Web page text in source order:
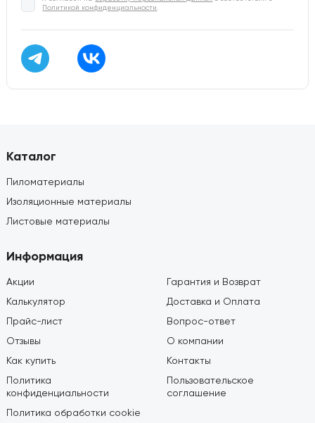
Политикой конфиденциальности
Каталог
Пиломатериалы
Изоляционные материалы
Листовые материалы
Информация
Акции
Калькулятор
Прайс-лист
Отзывы
Как купить
Политика
конфиденциальности
Политика обработки cookie
Гарантия и Возврат
Доставка и Оплата
Вопрос-ответ
О компании
Контакты
Пользовательское
соглашение